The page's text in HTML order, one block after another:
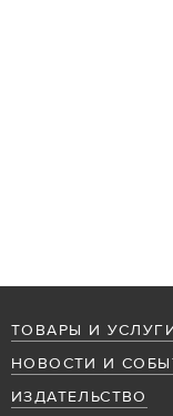
ТОВАРЫ И
НОВОСТИ И
ИЗДАТЕЛЬСТВО